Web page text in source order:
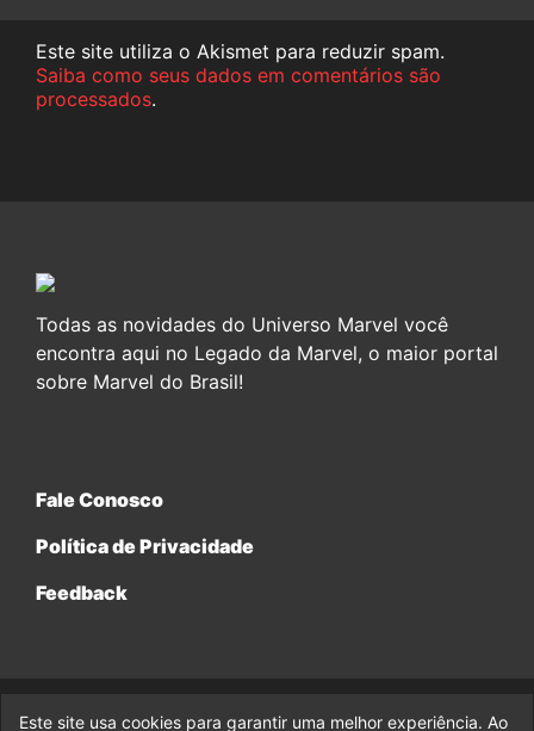
Este site utiliza o Akismet para reduzir spam.
Saiba como seus dados em comentários são
processados.
Todas as novidades do Universo Marvel você
encontra aqui no Legado da Marvel, o maior portal
sobre Marvel do Brasil!
Fale Conosco
Política de Privacidade
Feedback
© 2017-2026 Legado da Marvel, uma empresa da Legado
Este site usa cookies para garantir uma melhor experiência. Ao